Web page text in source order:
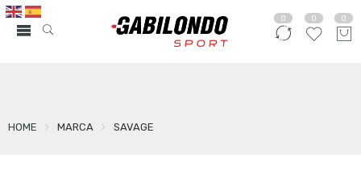
0 0 0
HOME MARCA SAVAGE